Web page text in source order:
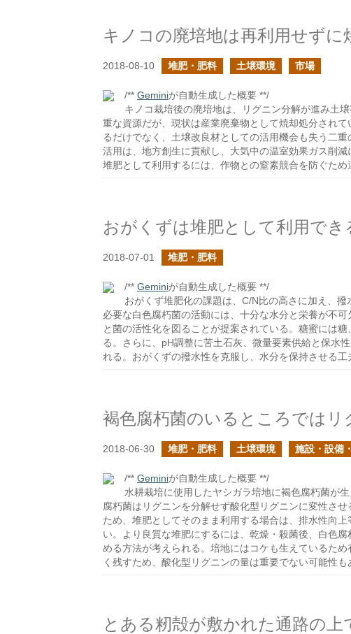
キノコの廃培地は再利用せずに
2018-08-10 堆肥・肥料 土壌環境 市場
/** Geminiが自動生成した概要 **/
キノコ栽培後の廃培地は、リグニン分解が進み土
重な資源だが、現状は産業廃棄物として焼却処分され
るだけでなく、土壌改良材としての活用機会も失う二
活用は、地方創生に貢献し、大気中の温室効果ガス削
堆肥として利用するには、作物との窒素競合を防ぐため
おがくずは堆肥として利用でき
2018-07-01 堆肥・肥料
/** Geminiが自動生成した概要 **/
おがくず堆肥化の課題は、C/N比の高さに加え、
必要な白色腐朽菌の活動には、十分な水分と栄養が不
と菌の活性化を図ることが提案されている。糖蜜には
る。さらに、pH調整に苦土石灰、微量要素供給と保水
れる。おがくずの撥水性を克服し、水分を保持させる工
褐色腐朽菌のいるところではリ
2018-06-30 堆肥・肥料 土壌環境 施設・設備
/** Geminiが自動生成した概要 **/
水耕栽培に使用したヤシガラ培地に褐色腐朽菌が
腐朽菌はリグニンを分解せず酸化型リグニンに変性さ
ため、堆肥としてそのまま利用する場合は、排水性向
い。より良質な堆肥にするには、乾燥・殺菌後、白色
める方法が考えられる。培地にはコケも生えているた
く残すため、酸化型リグニンの量は重要でない可能性も
とある籾殻が敷かれた通路の上